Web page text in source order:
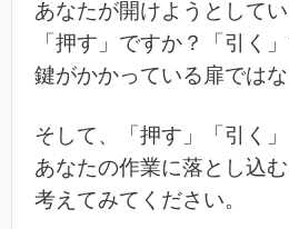
あなたが開けようとして
「押す」ですか？「引く
鍵がかかっている扉では
そして、「押す」「引く
あなたの作業に落とし込
考えてみてください。